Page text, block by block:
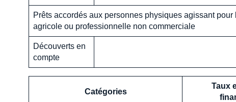
Prêts accordés aux personnes physiques agissant
agricole ou professionnelle non commerciale
Découverts en
compte
Catégories
Taux